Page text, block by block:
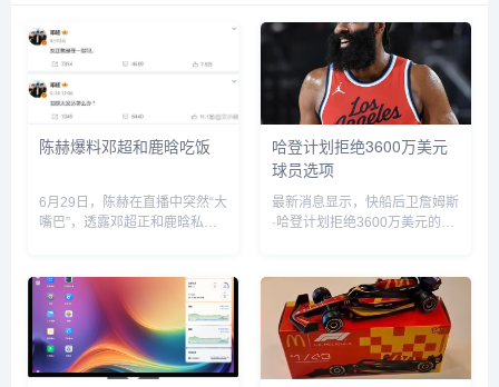
陈赫爆料邓超和鹿晗吃饭
6月29日，陈赫在直播中突然“大
嘴巴”，透露邓超正和鹿晗私下
自己也去吃饭了”。没想到，当
天邓超就在微博发文回应：“反
正就是在一起呗”，配文简短却...
哈登计划拒绝3600万美元
球员选项
最新消息显示，快船后卫詹姆斯
·哈登计划拒绝3600万美元的球